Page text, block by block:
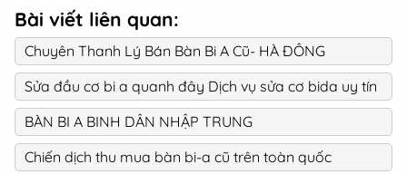
Bài viết liên quan:
Chuyên Thanh Lý Bán Bàn Bi A Cũ- HÀ ĐÔNG
Sửa đầu cơ bi a quanh đây Dịch vụ sửa cơ bida uy tín
BÀN BI A BINH DÂN NHẬP TRUNG
Chiến dịch thu mua bàn bi-a cũ trên toàn quốc